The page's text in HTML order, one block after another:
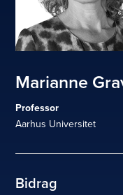
Marianne
Professor
Aarhus Universitet
Bidrag